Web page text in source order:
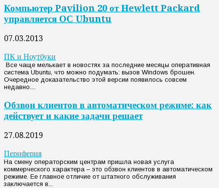
Компьютер Pavilion 20 от Hewlett Packard
управляется ОС Ubuntu
07.03.2013
ПК и Ноутбуки
Все чаще мелькает в новостях за последние месяцы оперативная
система Ubuntu, что можно подумать: вызов Windows брошен.
Очередное доказательство этой версии появилось совсем
недавно....
Обзвон клиентов в автоматическом режиме: как
действует и какие задачи решает
27.08.2019
Периферия
На смену операторским центрам пришла новая услуга
коммерческого характера – это обзвон клиентов в автоматическом
режиме. Ее главное отличие от штатного обслуживания
заключается в...